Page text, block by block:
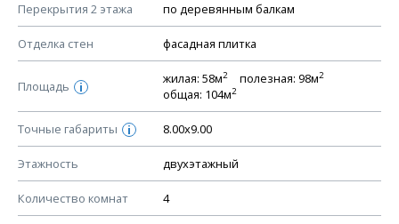
Перекрытия 2 этажа по деревянным балкам
Отделка стен фасадная плитка
Площадь i
жилая: 58м2 полезная: 98м2
общая: 104м2
Точные габариты i 8.00х9.00
Этажность двухэтажный
Количество комнат 4
Устройство перекрытий
Устройство стен
Спецификация материалов стен
Схема расположения лаг чердака (если есть)
Схема расположения элементов стропил
Спецификация элементов стропил
Устройство стропильной системы
Узлы устройства кровли